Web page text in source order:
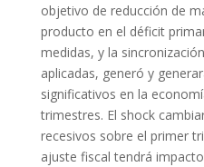
objetivo de reducción de
producto en el déficit
medidas, y la
aplicadas, generó y
significativos en la
trimestres. El shock
recesivos sobre el primer
ajuste fiscal tendrá